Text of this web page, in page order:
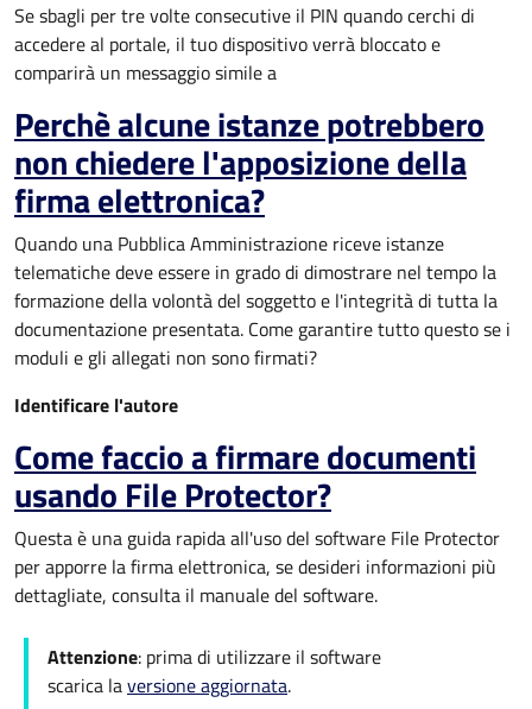
Se sbagli per tre volte consecutive il PIN quando cerchi di
accedere al portale, il tuo dispositivo verrà bloccato e
comparirà un messaggio simile a
Perchè alcune istanze potrebbero
non chiedere l'apposizione della
firma elettronica?
Quando una Pubblica Amministrazione riceve istanze
telematiche deve essere in grado di dimostrare nel tempo la
formazione della volontà del soggetto e l'integrità di tutta la
documentazione presentata. Come garantire tutto questo se i
moduli e gli allegati non sono firmati?
Identificare l'autore
Come faccio a firmare documenti
usando File Protector?
Questa è una guida rapida all'uso del software File Protector
per apporre la firma elettronica, se desideri informazioni più
dettagliate, consulta il manuale del software.
Attenzione: prima di utilizzare il software
scarica laversione aggiornata.